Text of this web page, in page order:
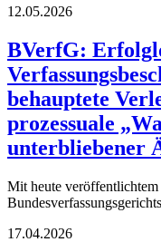
12.05.2026
BVerfG:
behauptete
prozessuale
unterbliebener
Mit heute veröffentlichtem
17.04.2026